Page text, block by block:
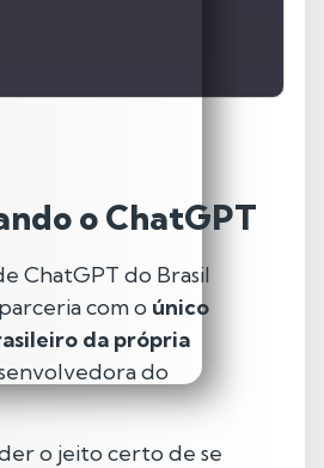
o ChatGPT
ChatGPT do Brasil
com o único
da própria
do
o jeito certo de se